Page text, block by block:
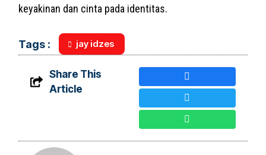
keyakinan dan cinta pada identitas.
Tags : jay idzes
Share This
Article